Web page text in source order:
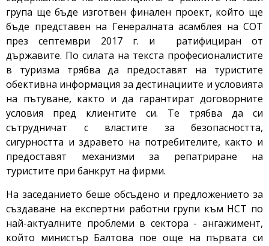
група ще бъде изготвен финален проект, който ще
бъде представен на Генералната асамблея на СОТ
през септември 2017 г. и ратифициран от
държавите. По силата на текста професионалистите
в туризма трябва да предоставят на туристите
обективна информация за дестинациите и условията
на пътуване, както и да гарантират договорните
условия пред клиентите си. Те трябва да си
сътрудничат с властите за безопасността,
сигурността и здравето на потребителите, както и
предоставят механизми за репатриране на
туристите при банкрут на фирми.
На заседанието беше обсъдено и предложението за
създаване на експертни работни групи към НСТ по
най-актуалните проблеми в сектора - ангажимент,
който министър Балтова пое още на първата си